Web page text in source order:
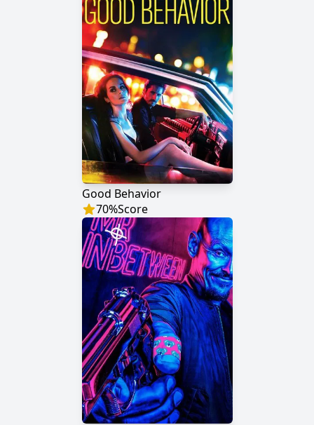
Good Behavior
70%Score